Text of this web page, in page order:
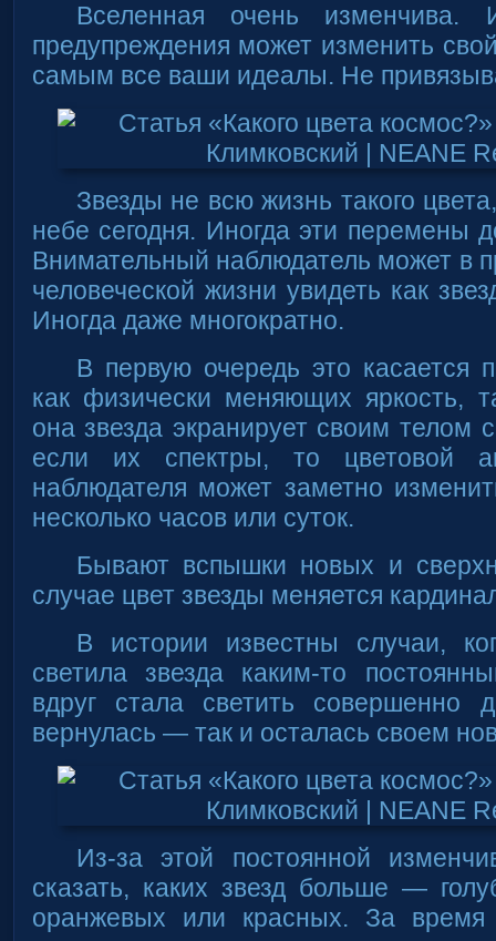
Вселенная очень
предупреждения может изменить
самым все ваши идеалы. Не
Звезды не всю жизнь такого
небе сегодня. Иногда эти перемены
Внимательный наблюдатель может в
человеческой жизни увидеть как
Иногда даже многократно.
В первую очередь это касается
как физически меняющих яркость,
она звезда экранирует своим телом
если их спектры, то цветовой
наблюдателя может заметно
несколько часов или суток.
Бывают вспышки новых и
случае цвет звезды меняется
В истории известны случаи,
светила звезда каким-то
вдруг стала светить
вернулась — так и осталась своем
Из-за этой постоянной
сказать, каких звезд больше —
оранжевых или красных. За время